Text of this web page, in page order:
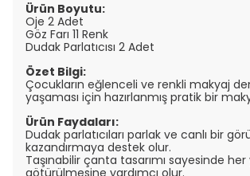
Ürün Boyutu:
Oje 2 Adet
Göz Farı 11 Renk
Dudak Parlatıcısı 2 Adet
Özet Bilgi:
Çocukların eğlenceli ve renkli makyaj
yaşaması için hazırlanmış pratik bir
Ürün Faydaları:
Dudak parlatıcıları parlak ve canlı bir
kazandırmaya destek olur.
Taşınabilir çanta tasarımı sayesinde
götürülmesine yardımcı olur.